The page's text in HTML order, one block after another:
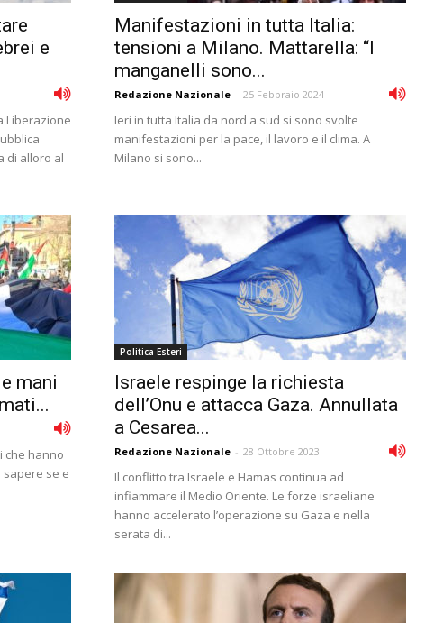
e
Liberazione
di alloro al
Manifestazioni in tutta Italia:
tensioni a Milano. Mattarella: “I
manganelli sono...
Redazione Nazionale - 25 Febbraio 2024
Ieri in tutta Italia da nord a sud si sono svolte
manifestazioni per la pace, il lavoro e il clima. A
Milano si sono...
mani
che hanno
se e
Politica Esteri
Israele respinge la richiesta
dell’Onu e attacca Gaza. Annullata
a Cesarea...
Redazione Nazionale - 28 Ottobre 2023
Il conflitto tra Israele e Hamas continua ad
infiammare il Medio Oriente. Le forze israeliane
hanno accelerato l’operazione su Gaza e nella
serata di...